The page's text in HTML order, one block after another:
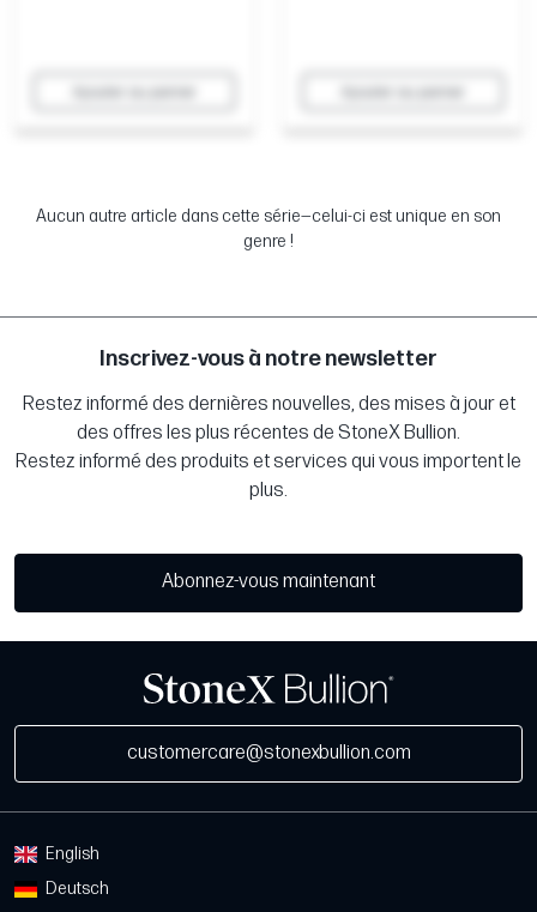
Aucun autre article dans cette série—celui-ci est unique en son
genre !
Inscrivez-vous à notre newsletter
Restez informé des dernières nouvelles, des mises à jour et
des offres les plus récentes de StoneX Bullion.
Restez informé des produits et services qui vous importent le
plus.
Abonnez-vous maintenant
customercare@stonexbullion.com
English
Deutsch